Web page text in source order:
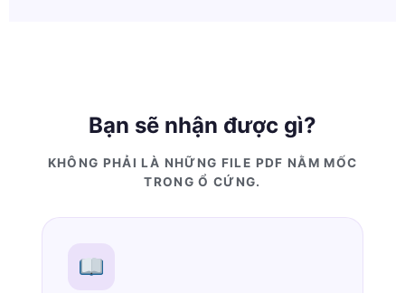
Bạn sẽ nhận được gì?
KHÔNG PHẢI LÀ NHỮNG FILE PDF NẰM MỐC
TRONG Ổ CỨNG.